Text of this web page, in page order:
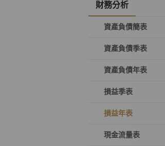
財務分析
資產負債簡表
資產負債季表
資產負債年表
損益季表
損益年表
現金流量表